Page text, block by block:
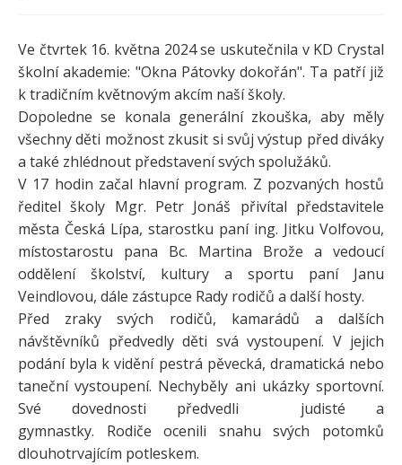
Ve čtvrtek 16. května 2024 se uskutečnila v KD Crystal
školní akademie: "Okna Pátovky dokořán". Ta patří již
k tradičním květnovým akcím naší školy.
Dopoledne se konala generální zkouška, aby měly
všechny děti možnost zkusit si svůj výstup před diváky
a také zhlédnout představení svých spolužáků.
V 17 hodin začal hlavní program. Z pozvaných hostů
ředitel školy Mgr. Petr Jonáš přivítal představitele
města Česká Lípa, starostku paní ing. Jitku Volfovou,
místostarostu pana Bc. Martina Brože a vedoucí
oddělení školství, kultury a sportu paní Janu
Veindlovou, dále zástupce Rady rodičů a další hosty.
Před zraky svých rodičů, kamarádů a dalších
návštěvníků předvedly děti svá vystoupení. V jejich
podání byla k vidění pestrá pěvecká, dramatická nebo
taneční vystoupení. Nechyběly ani ukázky sportovní.
Své dovednosti předvedli judisté a
gymnastky. Rodiče ocenili snahu svých potomků
dlouhotrvajícím potleskem.